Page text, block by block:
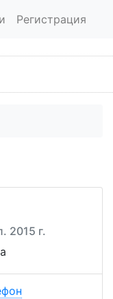
Регистрация
2015 г.